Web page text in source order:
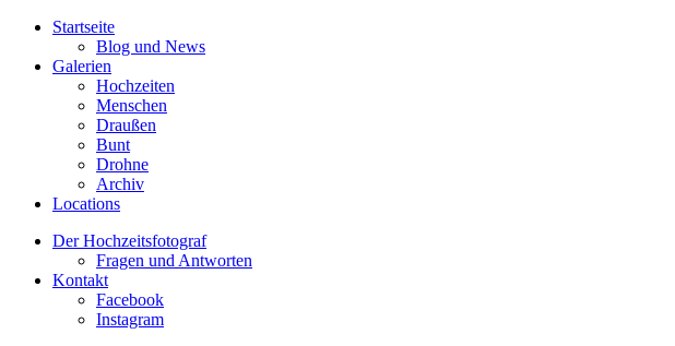
Startseite
Blog und News
Galerien
Hochzeiten
Menschen
Draußen
Bunt
Drohne
Archiv
Locations
Der Hochzeitsfotograf
Fragen und Antworten
Kontakt
Facebook
Instagram